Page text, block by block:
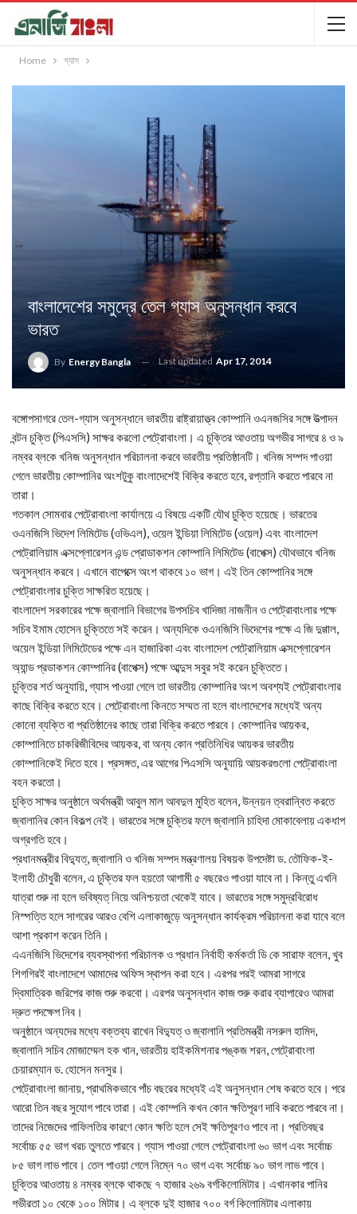
Home গ্যাস
বাংলাদেশের সমুদ্রে তেল গ্যাস অনুসন্ধান করবে
ভারত
By Energy Bangla Last updated Apr 17, 2014
বঙ্গোপসাগরে তেল-গ্যাস অনুসন্ধানে ভারতীয় রাষ্ট্রায়াত্ত্ব কোম্পানি ওএনজসির সঙ্গে উত্পাদন
বন্টন চুক্তি (পিএসসি) সাক্ষর করলো পেট্রোবাংলা। এ চুক্তির আওতায় অগভীর সাগরে ৪ ও ৯
নম্বর ব্লকে খনিজ অনুসন্ধান পরিচালনা করবে ভারতীয় প্রতিষ্ঠানটি। খনিজ সম্পদ পাওয়া
গেলে ভারতীয় কোম্পানির অংশটুকু বাংলাদেশেই বিক্রি করতে হবে, রপ্তানি করতে পারবে না
তারা।
গতকাল সোমবার পেট্রোবাংলা কার্যালয়ে এ বিষয়ে একটি যৌথ চুক্তি হয়েছে। ভারতের
ওএনজিসি ভিদেশ লিমিটেড (ওভিএল), ওয়েল ইন্ডিয়া লিমিটেড (ওয়েল) এবং বাংলাদেশ
পেট্রোলিয়াম এক্সপ্লোরেশন এন্ড প্রোডাকশন কোম্পানি লিমিটেড (বাপেক্স) যৌথভাবে খনিজ
অনুসন্ধান করবে। এখানে বাপেক্সে অংশ থাকবে ১০ ভাগ। এই তিন কোম্পানির সঙ্গে
পেট্রোবাংলার চুক্তি সাক্ষরিত হয়েছে।
বাংলাদেশ সরকারের পক্ষে জ্বালানি বিভাগের উপসচিব খাদিজা নাজনীন ও পেট্রোবাংলার পক্ষে
সচিব ইমাম হোসেন চুক্তিতে সই করেন। অন্যদিকে ওএনজিসি ভিদেশের পক্ষে এ জি দুগ্গাল,
অয়েল ইন্ডিয়া লিমিটেডের পক্ষে এন হাজারিকা এবং বাংলাদেশ পেট্রোলিয়াম এক্সপ্লোরেশন
অ্যান্ড প্রডাকশন কোম্পানির (বাপেক্স) পক্ষে আব্দুস সবুর সই করেন চুক্তিতে।
চুক্তির শর্ত অনুযায়ি, গ্যাস পাওয়া গেলে তা ভারতীয় কোম্পানির অংশ অবশ্যই পেট্রোবাংলার
কাছে বিক্রি করতে হবে। পেট্রোবাংলা কিনতে সম্মত না হলে বাংলাদেশের মধ্যেই অন্য
কোনো ব্যক্তি বা প্রতিষ্ঠানের কাছে তারা বিক্রি করতে পারবে। কোম্পানির আয়কর,
কোম্পানিতে চাকরিজীবিদের আয়কর, বা অন্য কোন প্রতিনিধির আয়কর ভারতীয়
কোম্পানিকেই দিতে হবে। প্রসঙ্গত, এর আগের পিএসসি অনুযায়ি আয়করগুলো পেট্রোবাংলা
বহন করতো।
চুক্তি সাক্ষর অনুষ্ঠানে অর্থমন্ত্রী আবুল মাল আবদুল মুহিত বলেন, উন্নয়ন ত্বরান্বিত করতে
জ্বালানির কোন বিকল্প নেই। ভারতের সঙ্গে চুক্তির ফলে জ্বালানি চাহিদা মোকাবেলায় একধাপ
অগ্রগতি হবে।
প্রধানমন্ত্রীর বিদ্যুত্, জ্বালানি ও খনিজ সম্পদ মন্ত্রণালয় বিষয়ক উপদেষ্টা ড. তৌফিক-ই-
ইলাহী চৌধুরী বলেন, এ চুক্তির ফল হয়তো আগামী ৫ বছরেও পাওয়া যাবে না। কিন্তু এখনি
যাত্রা শুরু না হলে ভবিষ্যত্ নিয়ে অনিশ্চয়তা থেকেই যাবে। ভারতের সঙ্গে সমুদ্রবিরোধ
নিস্পত্তি হলে সাগরের আরও বেশি এলাকাজুড়ে অনুসন্ধান কার্যক্রম পরিচালনা করা যাবে বলে
আশা প্রকাশ করেন তিনি।
এএনজিসি ভিদেশের ব্যবস্থাপনা পরিচালক ও প্রধান নির্বাহী কর্মকর্তা ডি কে সারাফ বলেন, খুব
শিগগিরই বাংলাদেশে আমাদের অফিস স্থাপন করা হবে। এরপর পরই আমরা সাগরে
দ্বিমাত্রিক জরিপের কাজ শুরু করবো। এরপর অনুসন্ধান কাজ শুরু করার ব্যাপারেও আমরা
দ্রুত পদক্ষেপ নিব।
অনুষ্ঠানে অন্যদের মধ্যে বক্তব্য রাখেন বিদ্যুত্ ও জ্বালানি প্রতিমন্ত্রী নসরুল হামিদ,
জ্বালানি সচিব মোজাম্মেল হক খান, ভারতীয় হাইকমিশনার পঙ্কজ শরন, পেট্রোবাংলা
চেয়ারম্যান ড. হোসেন মনসুর।
পেট্রোবাংলা জানায়, প্রাথমিকভাবে পাঁচ বছরের মধ্যেই এই অনুসন্ধান শেষ করতে হবে। পরে
আরো তিন বছর সুযোগ পাবে তারা। এই কোম্পনি কখন কোন ক্ষতিপূরণ দাবি করতে পারবে না।
তাদের নিজেদের গাফিলতির কারণে কোন ক্ষতি হলে সেই ক্ষতিপূরণও পাবে না। প্রতিবছর
সর্বোচ্চ ৫৫ ভাগ খরচ তুলতে পারবে। গ্যাস পাওয়া গেলে পেট্রোবাংলা ৬০ ভাগ এবং সর্বোচ্চ
৮৫ ভাগ লাভ পাবে। তেল পাওয়া গেলে নিম্নে ৭০ ভাগ এবং সর্বোচ্চ ৯০ ভাগ লাভ পাবে।
চুক্তির আওতায় ৪ নম্বর ব্লকে থাকছে ৭ হাজার ২৬৯ বর্গকিলোমিটার। এখানকার পানির
গভীরতা ১০ থেকে ১০০ মিটার। এ ব্লকে দুই হাজার ৭০০ বর্গ কিলোমিটার এলাকায়